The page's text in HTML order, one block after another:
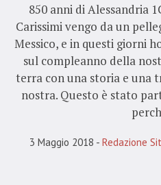
850 anni di Alessandria
Carissimi vengo da un
Messico, e in questi giorni
sul compleanno della
terra con una storia e una
nostra. Questo è stato
3 Maggio 2018 Redazione